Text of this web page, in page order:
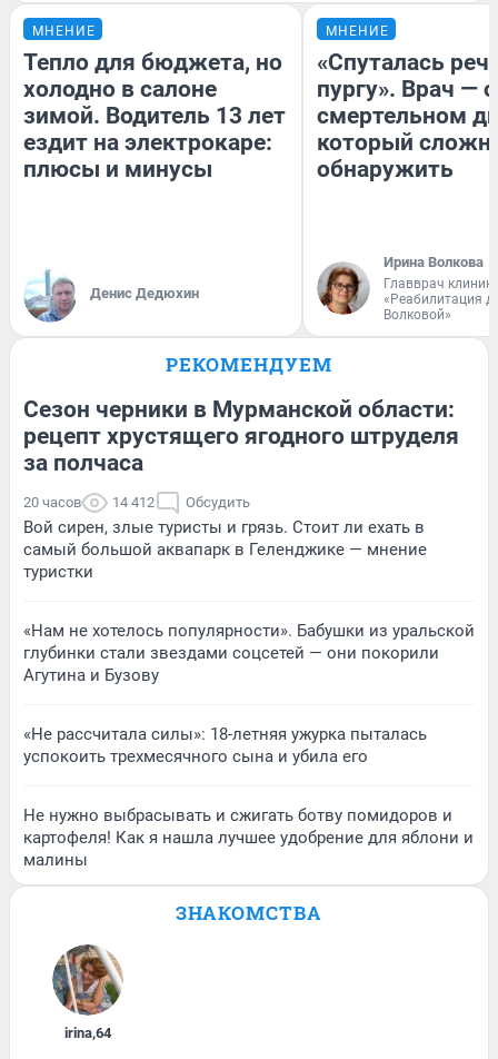
МНЕНИЕ
Тепло для бюджета, но
холодно в салоне
зимой. Водитель 13 лет
ездит на электрокаре:
плюсы и минусы
Денис Дедюхин
МНЕНИЕ
«Спуталась
пургу». Врач — о
смертельном
который
обнаружить
Ирина Волкова
Главврач
«Реабилитация
Волковой»
РЕКОМЕНДУЕМ
Сезон черники в Мурманской области:
рецепт хрустящего ягодного штруделя
за полчаса
20 часов 14 412 Обсудить
Вой сирен, злые туристы и грязь. Стоит ли ехать в
самый большой аквапарк в Геленджике — мнение
туристки
«Нам не хотелось популярности». Бабушки из уральской
глубинки стали звездами соцсетей — они покорили
Агутина и Бузову
«Не рассчитала силы»: 18-летняя ужурка пыталась
успокоить трехмесячного сына и убила его
Не нужно выбрасывать и сжигать ботву помидоров и
картофеля! Как я нашла лучшее удобрение для яблони и
малины
ЗНАКОМСТВА
irina,64